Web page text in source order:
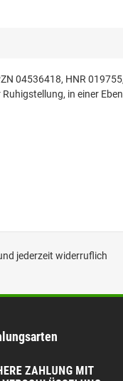
04536418, HNR
in einer
jederzeit widerruflich